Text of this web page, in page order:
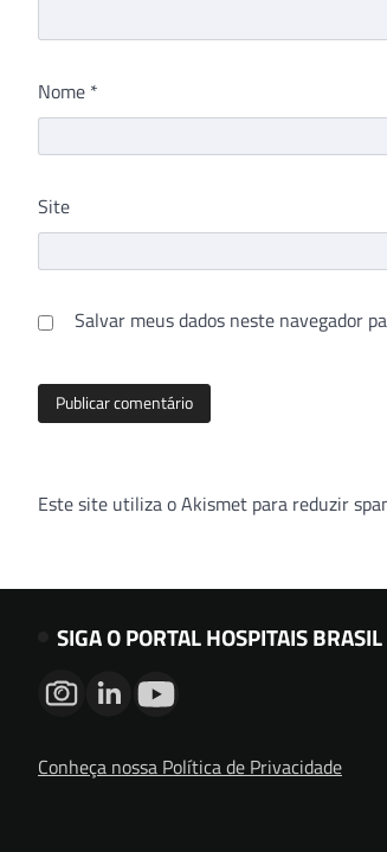
Nome *
Site
Salvar meus dados neste navegador
Este site utiliza o Akismet para reduzir
SIGA O PORTAL HOSPITAIS BRASIL
Conheça nossa Política de Privacidade